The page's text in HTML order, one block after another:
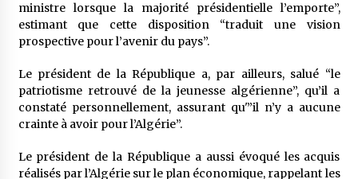
ministre lorsque la majorité présidentielle l’emporte”,
estimant que cette disposition “traduit une vision
prospective pour l’avenir du pays”.
Le président de la République a, par ailleurs, salué “le
patriotisme retrouvé de la jeunesse algérienne”, qu’il a
constaté personnellement, assurant qu'”il n’y a aucune
crainte à avoir pour l’Algérie”.
Le président de la République a aussi évoqué les acquis
réalisés par l’Algérie sur le plan économique, rappelant les